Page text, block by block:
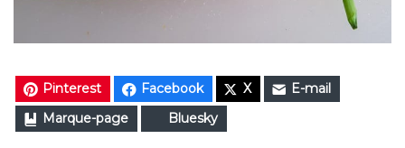
Pinterest Facebook X
E-mail
Marque-page
Bluesky